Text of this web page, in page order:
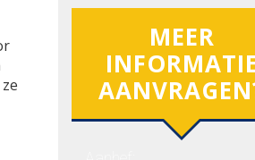
MEER